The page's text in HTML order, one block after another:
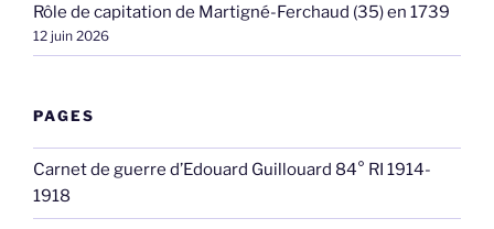
Rôle de capitation de Martigné-Ferchaud (35) en 1739
12 juin 2026
PAGES
Carnet de guerre d’Edouard Guillouard 84° RI 1914-
1918